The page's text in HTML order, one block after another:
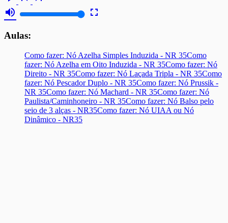
volume_up
fullscreen
Aulas:
Como fazer: Nó Azelha Simples Induzida - NR 35Como
fazer: Nó Azelha em Oito Induzida - NR 35Como fazer: Nó
Direito - NR 35Como fazer: Nó Laçada Tripla - NR 35Como
fazer: Nó Pescador Duplo - NR 35Como fazer: Nó Prussik -
NR 35Como fazer: Nó Machard - NR 35Como fazer: Nó
Paulista/Caminhoneiro - NR 35Como fazer: Nó Balso pelo
seio de 3 alças - NR35Como fazer: Nó UIAA ou Nó
Dinâmico - NR35